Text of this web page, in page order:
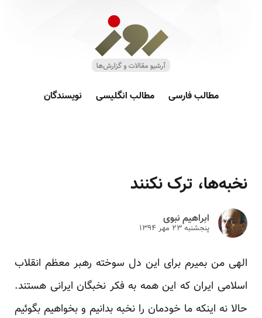
مطالب فارسی مطالب انگلیسی نویسندگان
نخبه‌ها، ترک نکنند
ابراهیم نبوی
پنجشنبه ۲۳ مهر ۱۳۹۴
الهی من بمیرم برای این دل سوخته رهبر معظم انقلاب
اسلامی ایران که این همه به فکر نخبگان ایرانی هستند.
حالا نه اینکه ما خودمان را نخبه بدانیم و بخواهیم بگوئیم